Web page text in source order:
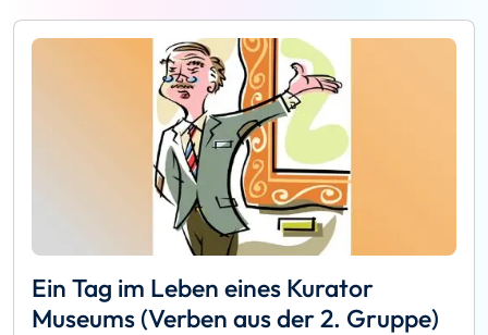
Ein Tag im Leben eines Kurator
Museums (Verben aus der 2. Gruppe)